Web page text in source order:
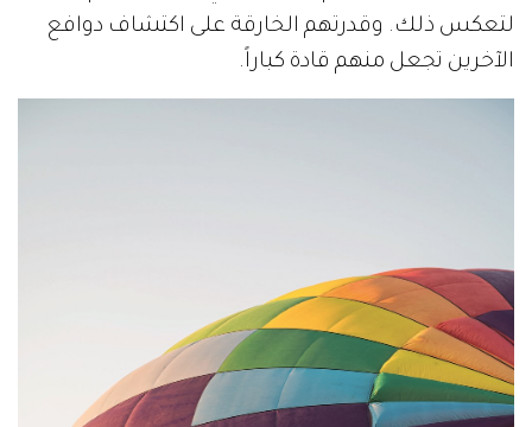
لتعكس ذلك. وقدرتهم الخارقة على اكتشاف دوافع
الآخرين تجعل منهم قادة كباراً.